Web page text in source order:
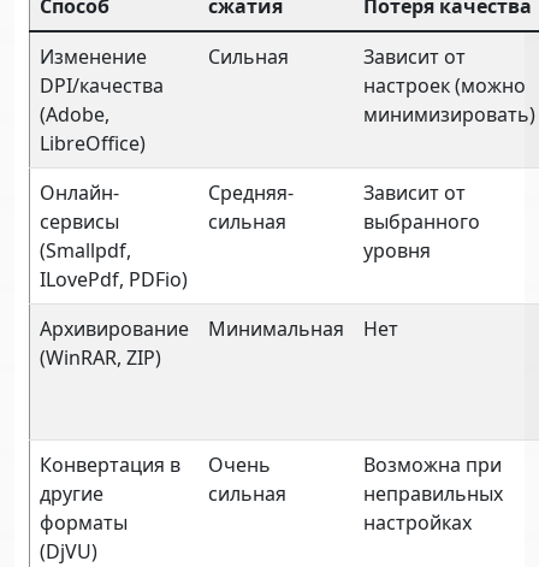
Способ
сжатия
Потеря качества
Изменение
DPI/качества
(Adobe,
LibreOffice)
Сильная
Зависит от
настроек (можно
минимизировать)
Онлайн-
сервисы
(Smallpdf,
ILovePdf, PDFio)
Средняя-
сильная
Зависит от
выбранного
уровня
Архивирование
(WinRAR, ZIP)
Минимальная Нет
Конвертация в
другие
форматы
(DjVU)
Очень
сильная
Возможна при
неправильных
настройках